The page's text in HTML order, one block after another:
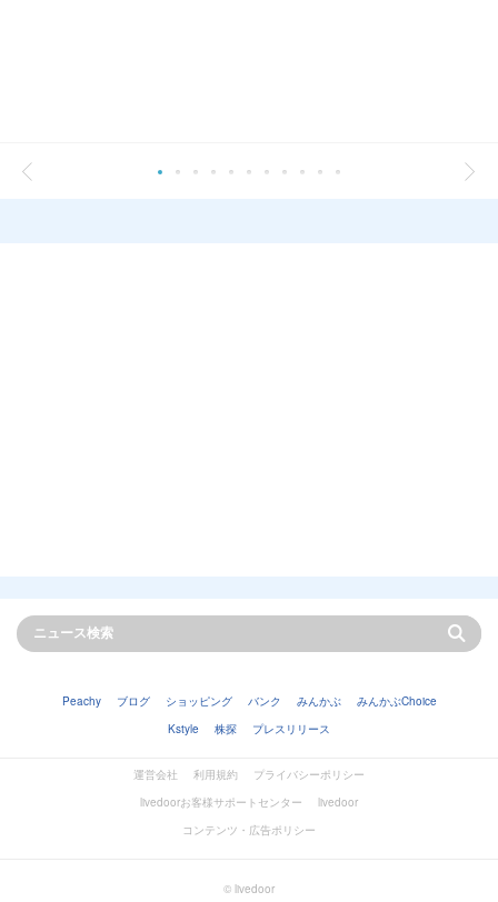
Peachy ブログ ショッピング バンク みんかぶ
みんかぶChoice
Kstyle
株探 プレスリリース
運営会社 利用規約
プライバシーポリシー
livedoorお客様サポートセンター
livedoor
コンテンツ・広告ポリシー
© livedoor